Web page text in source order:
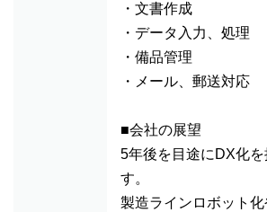
・文書作成
・データ入力、処理
・備品管理
・メール、郵送対応
■会社の展望
5年後を目途にDX化を
す。
製造ラインロボット